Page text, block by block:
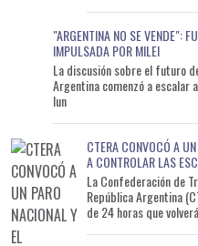
"ARGENTINA NO SE VENDE":
IMPULSADA POR MILEI
La discusión sobre el futuro
Argentina comenzó a escalar
lun
CTERA CONVOCÓ A
A CONTROLAR LAS
La Confederación de
República Argentina
de 24 horas que